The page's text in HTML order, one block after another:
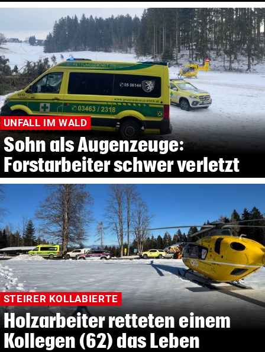
UNFALL IM WALD
Sohn als Augenzeuge:
Forstarbeiter schwer verletzt
STEIRER KOLLABIERTE
Holzarbeiter retteten einem
Kollegen (62) das Leben